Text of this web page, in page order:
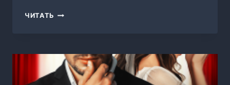
ЧИТАТЬ ПАИНЬКА